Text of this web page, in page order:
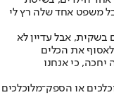
משפט אחד שלה רץ לי
בשקית, אבל עדיין לא
את הכלים
יחכה, כי אנחנו
או הספק־מלוכלכים